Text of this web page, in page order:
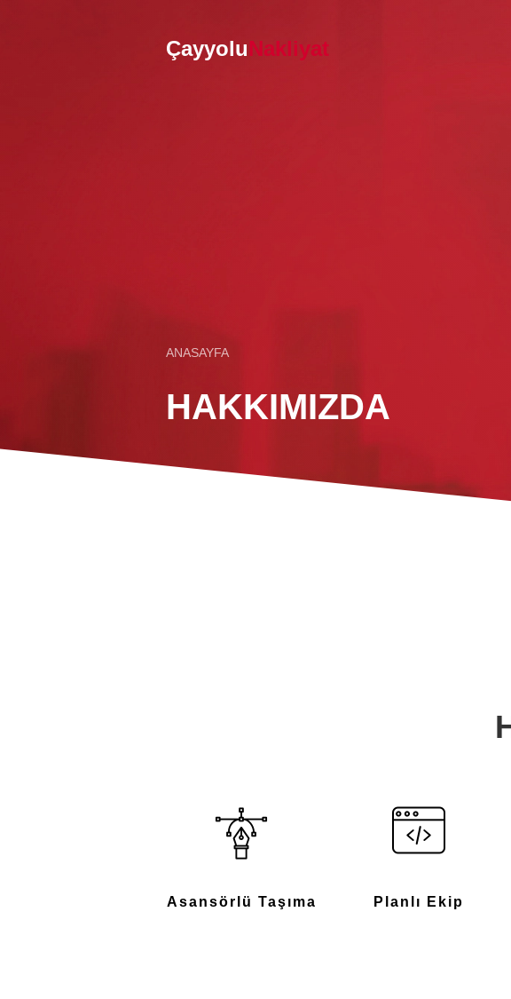
ÇayyoluNakliyat
ANASAYFA
HAKKIMIZDA
Asansörlü Taşıma Planlı Ekip